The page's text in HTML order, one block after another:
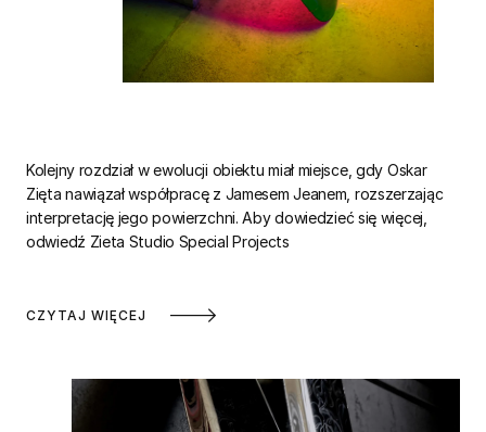
Kolejny rozdział w ewolucji obiektu miał miejsce, gdy Oskar
Zięta nawiązał współpracę z Jamesem Jeanem, rozszerzając
interpretację jego powierzchni. Aby dowiedzieć się więcej,
odwiedź Zieta Studio Special Projects
CZYTAJ WIĘCEJ